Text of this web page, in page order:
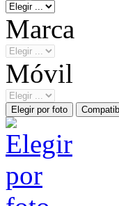
Marca
Móvil